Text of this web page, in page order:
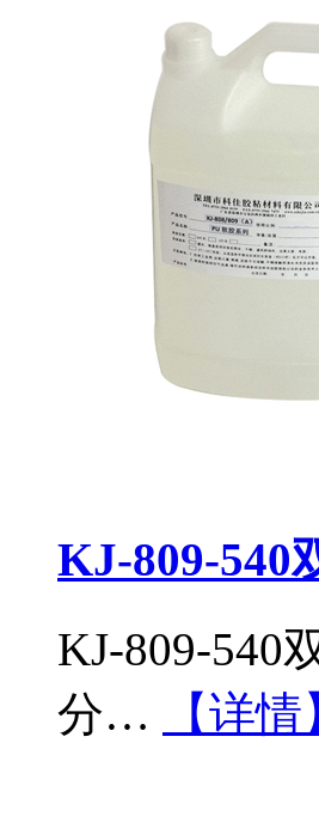
KJ-809-540
KJ-809-540
分…
【详情